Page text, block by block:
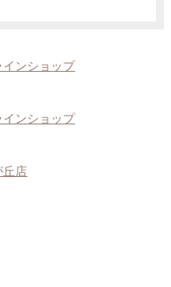
ンショップ
ンショップ
店